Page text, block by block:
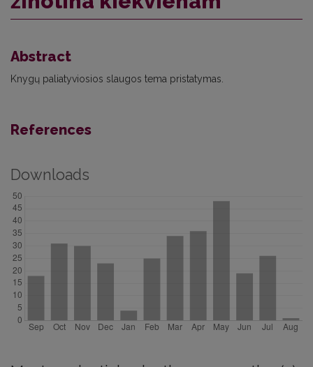
Abstract
Knygų paliatyviosios slaugos tema pristatymas.
References
Downloads